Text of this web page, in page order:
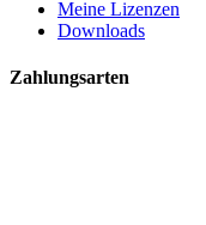
Meine Lizenzen
Downloads
Zahlungsarten